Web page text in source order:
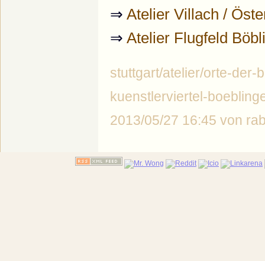
⇒ Atelier Villach /
⇒ Atelier Flugfeld
stuttgart/atelier/orte-der-
kuenstlerviertel-
2013/05/27 16:45 von